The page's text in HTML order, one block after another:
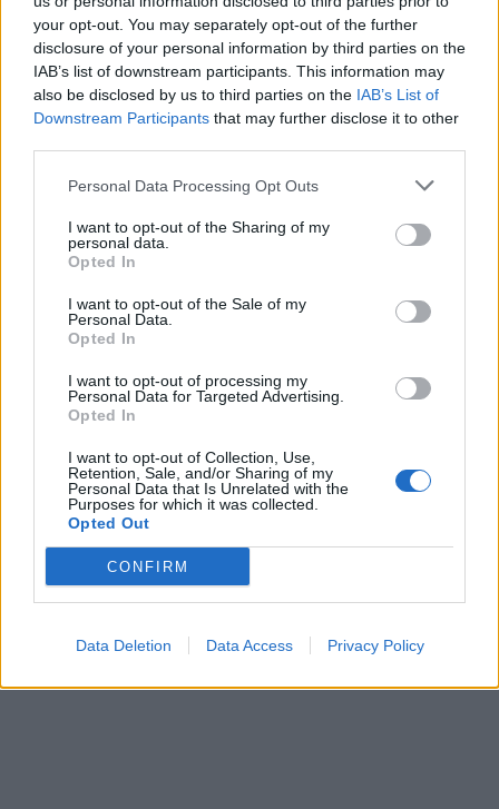
your opt-out. You may separately opt-out of the further
disclosure of your personal information by third parties on the
IAB’s list of downstream participants. This information may
also be disclosed by us to third parties on the IAB’s List of
Downstream Participants that may further disclose it to other
Personal Data Processing Opt Outs
I want to opt-out of the Sharing of my
personal data.
Opted In
I want to opt-out of the Sale of my
Personal Data.
Opted In
I want to opt-out of processing my
Personal Data for Targeted Advertising.
Opted In
I want to opt-out of Collection, Use,
Retention, Sale, and/or Sharing of my
Personal Data that Is Unrelated with the
Purposes for which it was collected.
Opted Out
CONFIRM
Data Deletion Data Access Privacy Policy